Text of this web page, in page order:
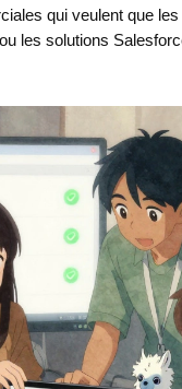
qui veulent que les
les solutions